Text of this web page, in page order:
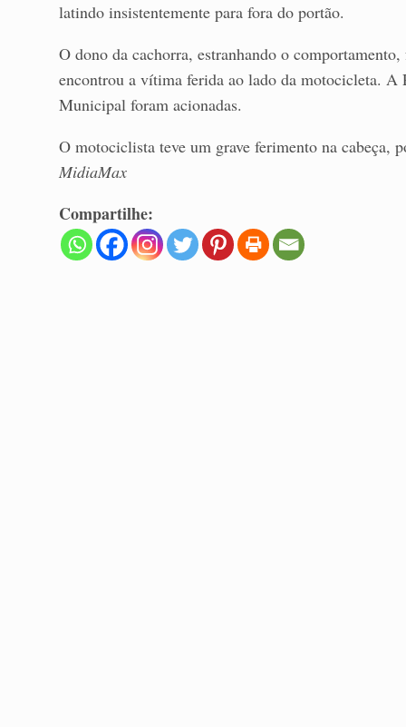
latindo insistentemente para fora do portão.
O dono da cachorra, estranhando o
encontrou a vítima ferida ao lado da motocicleta.
Municipal foram acionadas.
O motociclista teve um grave ferimento na cabeça,
MidiaMax
Compartilhe: